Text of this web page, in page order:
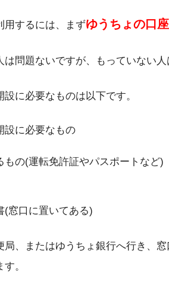
用するには、まずゆうちょの口
は問題ないですが、もっていない
に必要なものは以下です。
設に必要なもの
もの(運転免許証やパスポートなど)
(窓口に置いてある)
局、またはゆうちょ銀行へ行き、
。